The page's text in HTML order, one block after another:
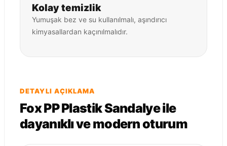
Kolay temizlik
Yumuşak bez ve su kullanılmalı, aşındırıcı
kimyasallardan kaçınılmalıdır.
DETAYLI AÇIKLAMA
Fox PP Plastik Sandalye ile
dayanıklı ve modern oturum